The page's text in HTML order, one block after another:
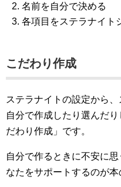
名前を自分で決める
各項目をステラナイト
こだわり作成
ステラナイトの設定から
自分で作成したり選んだ
だわり作成」です。
自分で作るときに不安に
なたをサポートするのが本